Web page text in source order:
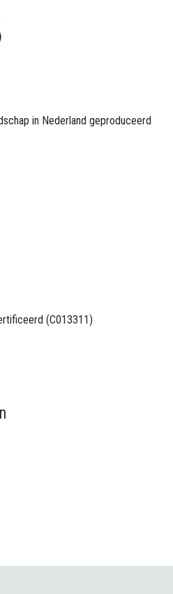
in Nederland geproduceerd
(C013311)